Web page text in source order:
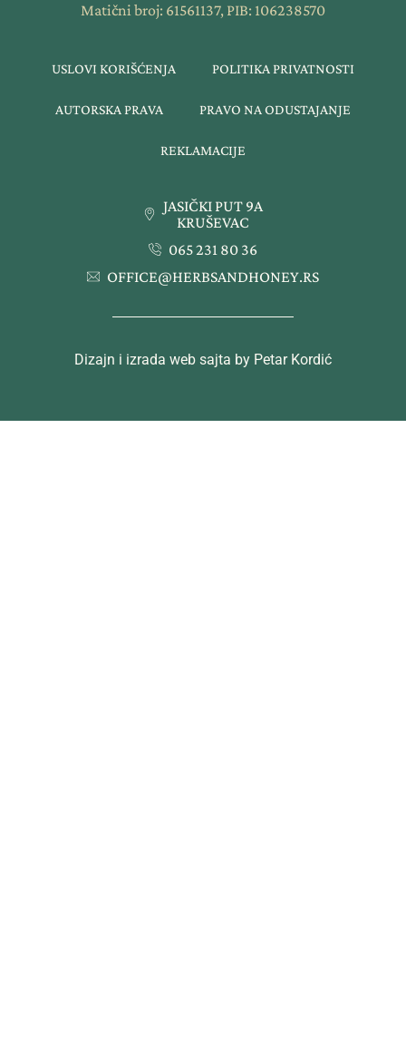
Matični broj: 61561137, PIB: 106238570
USLOVI KORIŠĆENJA POLITIKA PRIVATNOSTI
AUTORSKA PRAVA PRAVO NA ODUSTAJANJE
REKLAMACIJE
JASIČKI PUT 9A
KRUŠEVAC
065 231 80 36
OFFICE@HERBSANDHONEY.RS
Dizajn i izrada web sajta by Petar Kordić